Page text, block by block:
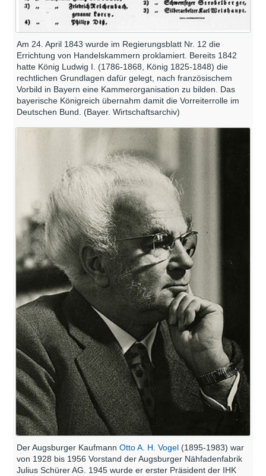
Am 24. April 1843 wurde im Regierungsblatt Nr. 12 die
Errichtung von Handelskammern proklamiert. Bereits 1842
hatte König Ludwig I. (1786-1868, König 1825-1848) die
rechtlichen Grundlagen dafür gelegt, nach französischem
Vorbild in Bayern eine Kammerorganisation zu bilden. Das
bayerische Königreich übernahm damit die Vorreiterrolle im
Deutschen Bund. (Bayer. Wirtschaftsarchiv)
Der Augsburger Kaufmann Otto A. H. Vogel (1895-1983) war
von 1928 bis 1956 Vorstand der Augsburger Nähfadenfabrik
Julius Schürer AG. 1945 wurde er erster Präsident der IHK